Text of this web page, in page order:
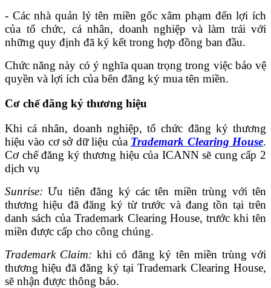
- Các nhà quản lý tên miền gốc xâm phạm đến lợi ích
của tổ chức, cá nhân, doanh nghiệp và làm trái với
những quy định đã ký kết trong hợp đồng ban đầu.
Chức năng này có ý nghĩa quan trọng trong việc bảo vệ
quyền và lợi ích của bên đăng ký mua tên miền.
Cơ chế đăng ký thương hiệu
Khi cá nhân, doanh nghiệp, tổ chức đăng ký thương
hiệu vào cơ sở dữ liệu của Trademark Clearing House.
Cơ chế đăng ký thương hiệu của ICANN sẽ cung cấp 2
dịch vụ
Sunrise: Ưu tiên đăng ký các tên miền trùng với tên
thương hiệu đã đăng ký từ trước và đang tồn tại trên
danh sách của Trademark Clearing House, trước khi tên
miền được cấp cho công chúng.
Trademark Claim: khi có đăng ký tên miền trùng với
thương hiệu đã đăng ký tại Trademark Clearing House,
sẽ nhận được thông báo.